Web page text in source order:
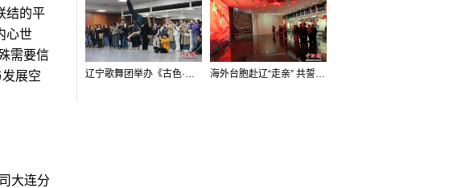
结的平
心世
需要信
展空
大连分
辽宁歌舞团举办《古色·国宝辽宁》排练开放日活动 海外台胞赴辽“走亲” 共誓“和平初心”